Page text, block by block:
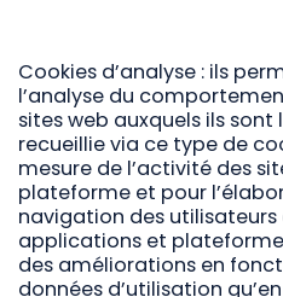
Cookies d’analyse : ils
l’analyse du
sites web auxquels ils sont
recueillie via ce type de
mesure de l’activité des
plateforme et pour
navigation des utilisateurs
applications et
des améliorations en
données d’utilisation